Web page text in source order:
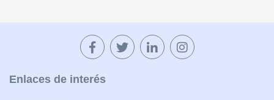
Enlaces de interés